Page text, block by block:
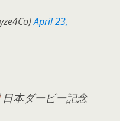
April 23,
日本ダービー記念